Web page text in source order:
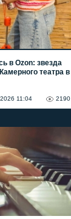
в Ozon: звезда
театра в
11:04 2190